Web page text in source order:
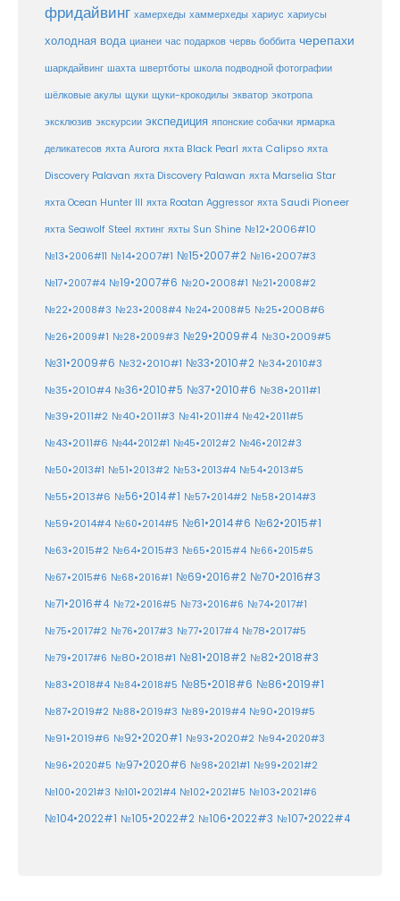
фридайвинг хамерхеды хаммерхеды хариус хариусы
холодная вода цианеи час подарков червь боббита черепахи
шаркдайвинг шахта швертботы школа подводной фотографии
шёлковые акулы щуки щуки-крокодилы экватор экотропа
эксклюзив экскурсии экспедиция японские собачки ярмарка
деликатесов яхта Aurora яхта Black Pearl яхта Calipso яхта
Discovery Palavan яхта Discovery Palawan яхта Marselia Star
яхта Ocean Hunter III яхта Roatan Aggressor яхта Saudi Pioneer
яхта Seawolf Steel яхтинг яхты Sun Shine №12•2006#10
№13•2006#11 №14•2007#1 №15•2007#2 №16•2007#3
№17•2007#4 №19•2007#6 №20•2008#1 №21•2008#2
№22•2008#3 №23•2008#4 №24•2008#5 №25•2008#6
№26•2009#1 №28•2009#3 №29•2009#4 №30•2009#5
№31•2009#6 №32•2010#1 №33•2010#2 №34•2010#3
№35•2010#4 №36•2010#5 №37•2010#6 №38•2011#1
№39•2011#2 №40•2011#3 №41•2011#4 №42•2011#5
№43•2011#6 №44•2012#1 №45•2012#2 №46•2012#3
№50•2013#1 №51•2013#2 №53•2013#4 №54•2013#5
№55•2013#6 №56•2014#1 №57•2014#2 №58•2014#3
№59•2014#4 №60•2014#5 №61•2014#6 №62•2015#1
№63•2015#2 №64•2015#3 №65•2015#4 №66•2015#5
№67•2015#6 №68•2016#1 №69•2016#2 №70•2016#3
№71•2016#4 №72•2016#5 №73•2016#6 №74•2017#1
№75•2017#2 №76•2017#3 №77•2017#4 №78•2017#5
№79•2017#6 №80•2018#1 №81•2018#2 №82•2018#3
№83•2018#4 №84•2018#5 №85•2018#6 №86•2019#1
№87•2019#2 №88•2019#3 №89•2019#4 №90•2019#5
№91•2019#6 №92•2020#1 №93•2020#2 №94•2020#3
№96•2020#5 №97•2020#6 №98•2021#1 №99•2021#2
№100•2021#3 №101•2021#4 №102•2021#5 №103•2021#6
№104•2022#1 №105•2022#2 №106•2022#3 №107•2022#4